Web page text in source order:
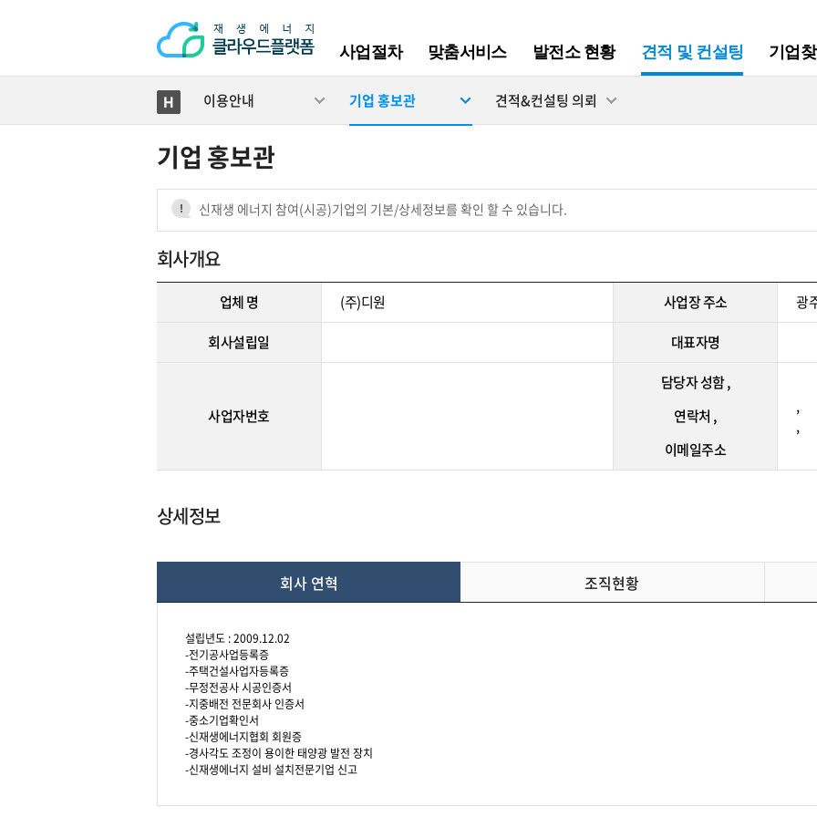
사업절차 맞춤서비스 발전소 현황 견적 및 컨설팅 기업
이용안내 기업 홍보관 견적&컨설팅 의뢰
기업 홍보관
신재생 에너지 참여(시공)기업의 기본/상세정보를 확인 할 수 있습니다.
회사개요
업체 명 (주)디원 사업장 주소
광
회사설립일
대표자명
사업자번호
담당자 성함 ,
연락처 ,
이메일주소
,
,
상세정보
회사 연혁 조직현황
설립년도 : 2009.12.02
-전기공사업등록증
-주택건설사업자등록증
-무정전공사 시공인증서
-지중배전 전문회사 인증서
-중소기업확인서
-신재생에너지협회 회원증
-경사각도 조정이 용이한 태양광 발전 장치
-신재생에너지 설비 설치전문기업 신고